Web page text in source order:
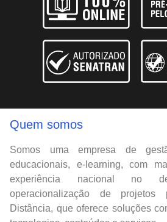
Quem somos
Somos uma empresa de
educacionais, e-learning, com
experiência nacional no
operacionalização de
Distância, que oferece soluções